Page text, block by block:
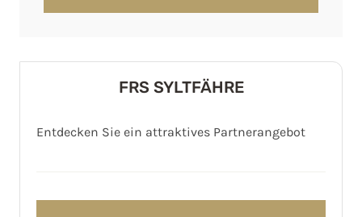
FRS SYLTFÄHRE
Entdecken Sie ein attraktives Partnerangebot